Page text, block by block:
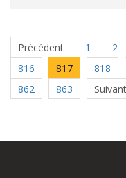
Précédent 1 2
816
817 818
862
863 Suivant